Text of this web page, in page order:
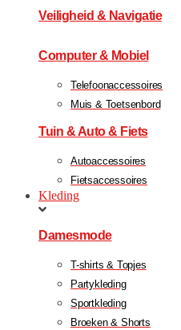
Veiligheid & Navigatie
Computer & Mobiel
Telefoonaccessoires
Muis & Toetsenbord
Tuin & Auto & Fiets
Autoaccessoires
Fietsaccessoires
Kleding
Damesmode
T-shirts & Topjes
Partykleding
Sportkleding
Broeken & Shorts